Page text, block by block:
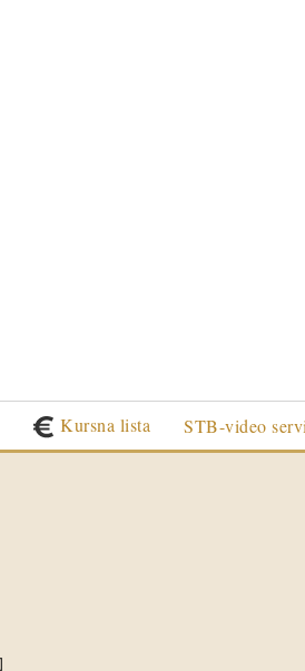
Kursna lista STB-video